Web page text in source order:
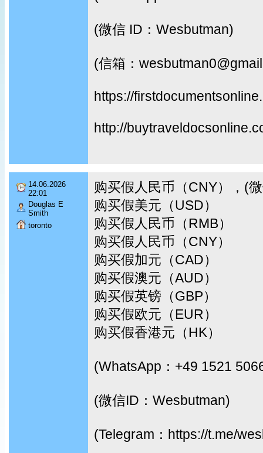
(微信 ID：Wesbutman)
(信箱：
https://
http://
14.06.2026
22:01
Douglas E
Smith
toronto
购买假人民币（CNY），(
购买假美元（USD）
购买假人民币（RMB）
购买假人民币（CNY）
购买假加元（CAD）
购买假澳元（AUD）
购买假英镑（GBP）
购买假欧元（EUR）
购买假香港元（HK）
(WhatsApp：+49 1521
(微信ID：Wesbutman)
(Telegram：https://t.me/